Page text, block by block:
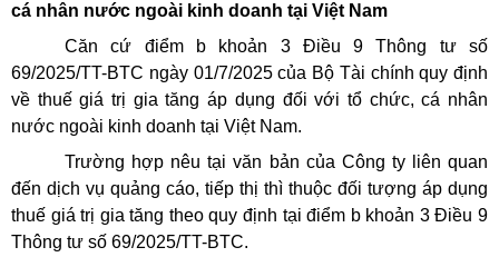
cá nhân nước ngoài kinh doanh tại Việt Nam
Căn cứ điểm b khoản 3 Điều 9 Thông tư số
69/2025/TT-BTC ngày 01/7/2025 của Bộ Tài chính quy định
về thuế giá trị gia tăng áp dụng đối với tổ chức, cá nhân
nước ngoài kinh doanh tại Việt Nam.
Trường hợp nêu tại văn bản của Công ty liên quan
đến dịch vụ quảng cáo, tiếp thị thì thuộc đối tượng áp dụng
thuế giá trị gia tăng theo quy định tại điểm b khoản 3 Điều 9
Thông tư số 69/2025/TT-BTC.